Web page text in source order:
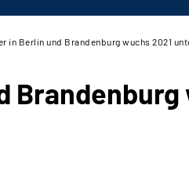
in Berlin und Brandenburg wuchs 2021
Brandenburg